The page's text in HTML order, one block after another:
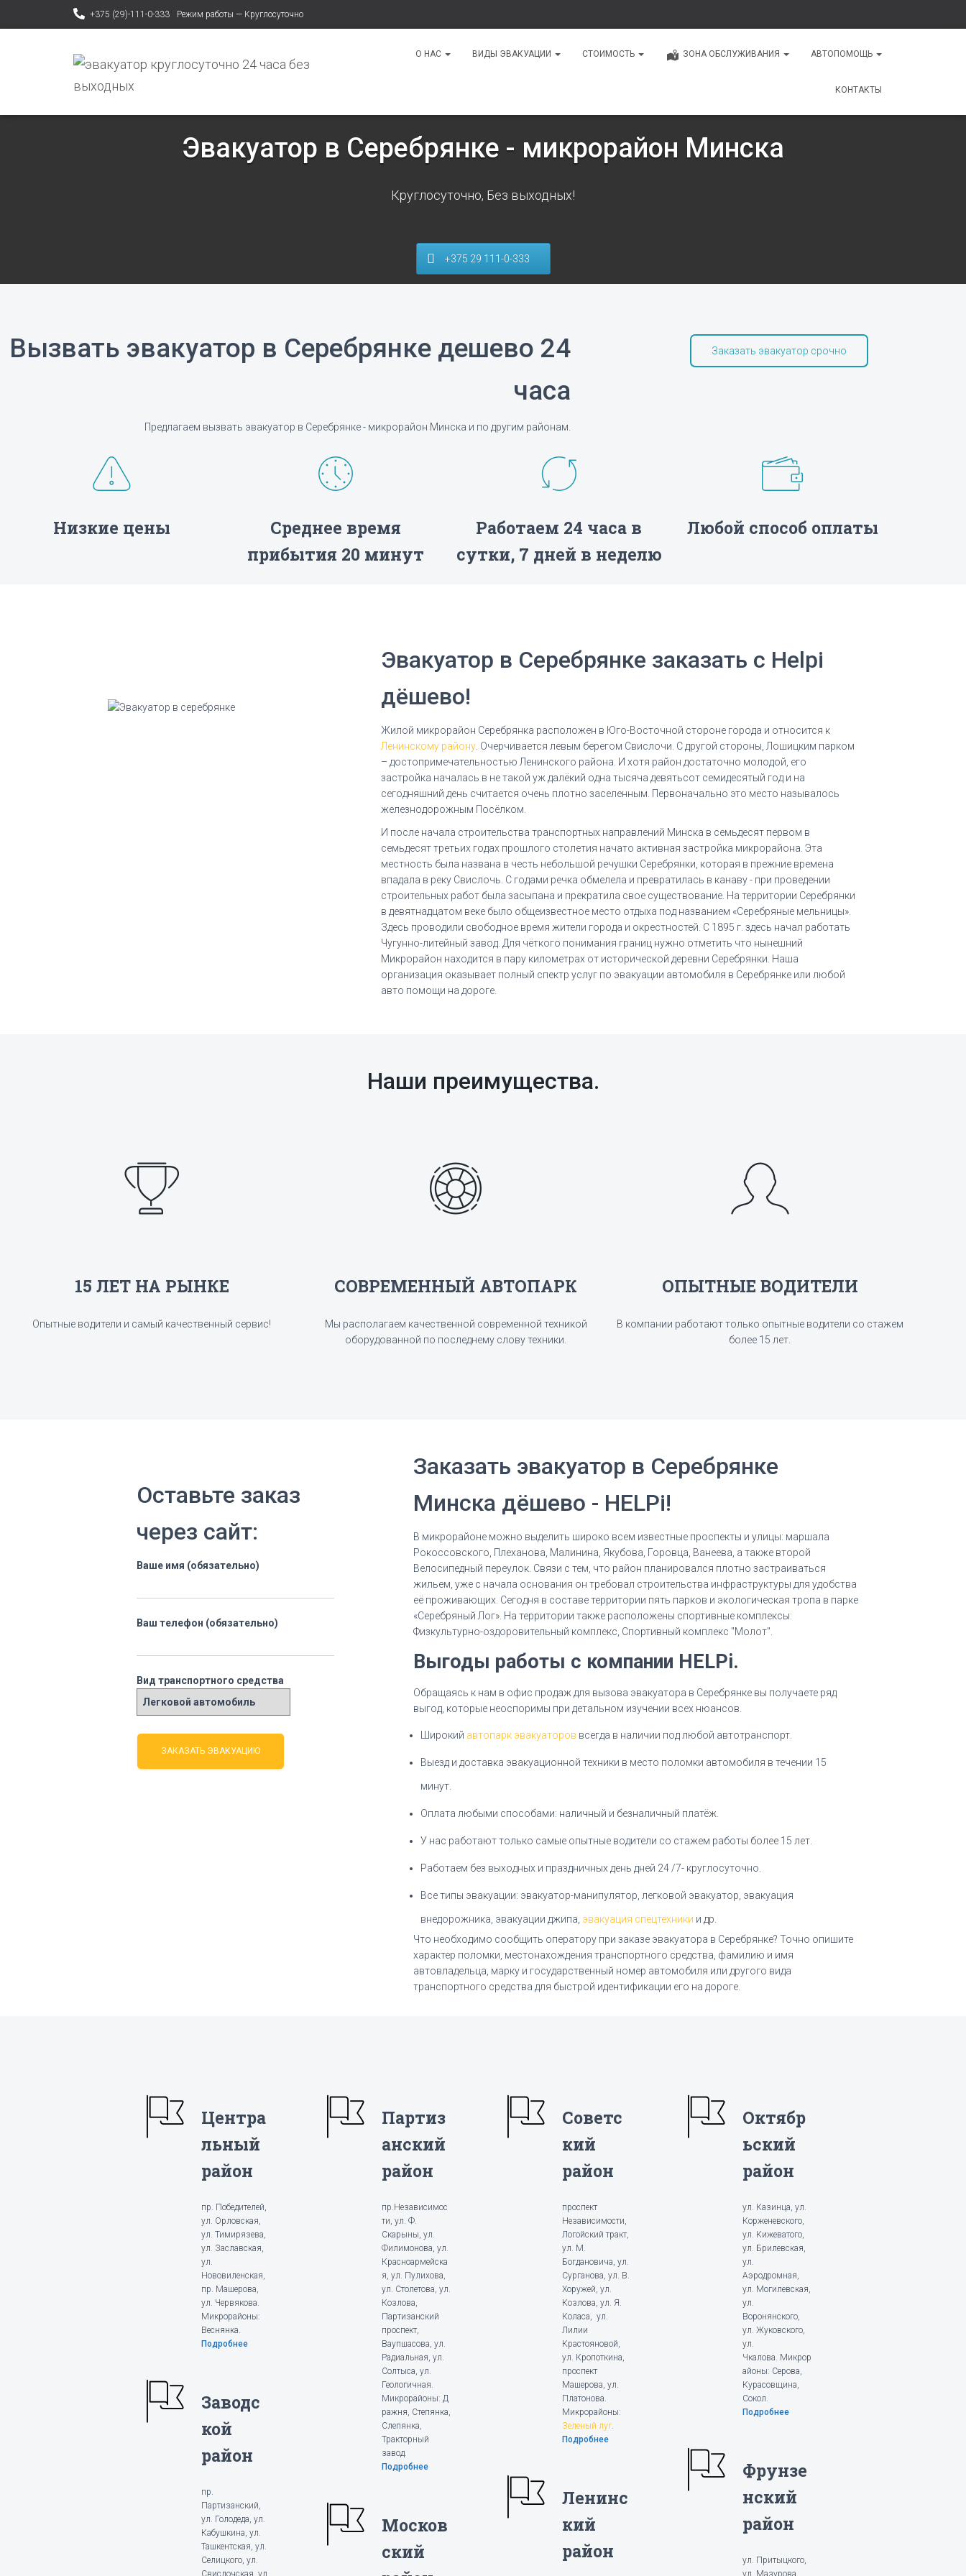
+375 (29)-111-0-333 Режим работы — Круглосуточно
О НАС ВИДЫ ЭВАКУАЦИИ СТОИМОСТЬ ЗОНА ОБСЛУЖИВАНИЯ АВТОПОМОЩЬ
КОНТАКТЫ
Эвакуатор в Серебрянке - микрорайон Минска
Круглосуточно, Без выходных!
+375 29 111-0-333
Вызвать эвакуатор в Серебрянке дешево 24
часа
Предлагаем вызвать эвакуатор в Серебрянке - микрорайон Минска и по другим районам.
Заказать эвакуатор срочно
Низкие цены
Среднее время
прибытия 20 минут
Работаем 24 часа в
сутки, 7 дней в неделю
Любой способ оплаты
Эвакуатор в Серебрянке заказать с Helpi
дёшево!
Жилой микрорайон Серебрянка расположен в Юго-Восточной стороне города и относится к
Ленинскому району . Очерчивается левым берегом Свислочи. С другой стороны, Лошицким парком
– достопримечательностью Ленинского района. И хотя район достаточно молодой, его
застройка началась в не такой уж далёкий одна тысяча девятьсот семидесятый год и на
сегодняшний день считается очень плотно заселенным. Первоначально это место называлось
железнодорожным Посёлком.
И после начала строительства транспортных направлений Минска в семьдесят первом в
семьдесят третьих годах прошлого столетия начато активная застройка микрорайона. Эта
местность была названа в честь небольшой речушки Серебрянки, которая в прежние времена
впадала в реку Свислочь. С годами речка обмелела и превратилась в канаву - при проведении
строительных работ была засыпана и прекратила свое существование. На территории Серебрянки
в девятнадцатом веке было общеизвестное место отдыха под названием «Серебряные мельницы».
Здесь проводили свободное время жители города и окрестностей. С 1895 г. здесь начал работать
Чугунно-литейный завод. Для чёткого понимания границ нужно отметить что нынешний
Микрорайон находится в пару километрах от исторической деревни Серебрянки. Наша
организация оказывает полный спектр услуг по эвакуации автомобиля в Серебрянке или любой
авто помощи на дороге.
Наши преимущества.
15 ЛЕТ НА РЫНКЕ
Опытные водители и самый качественный сервис!
СОВРЕМЕННЫЙ АВТОПАРК
Мы располагаем качественной современной техникой
оборудованной по последнему слову техники.
ОПЫТНЫЕ ВОДИТЕЛИ
В компании работают только опытные водители со стажем
более 15 лет.
Оставьте заказ
через сайт:
Ваше имя (обязательно)
Ваш телефон (обязательно)
Вид транспортного средства
Заказать эвакуатор в Серебрянке
Минска дёшево - HELPi!
В микрорайоне можно выделить широко всем известные проспекты и улицы: маршала
Рокоссовского, Плеханова, Малинина, Якубова, Горовца, Ванеева, а также второй
Велосипедный переулок. Связи с тем, что район планировался плотно застраиваться
жильем, уже с начала основания он требовал строительства инфраструктуры для удобства
её проживающих. Сегодня в составе территории пять парков и экологическая тропа в парке
«Серебряный Лог». На территории также расположены спортивные комплексы:
Физкультурно-оздоровительный комплекс, Спортивный комплекс "Молот".
Выгоды работы с компании HELPi.
Обращаясь к нам в офис продаж для вызова эвакуатора в Серебрянке вы получаете ряд
выгод, которые неоспоримы при детальном изучении всех нюансов.
Широкий автопарк эвакуаторов всегда в наличии под любой автотранспорт.
Выезд и доставка эвакуационной техники в место поломки автомобиля в течении 15
минут.
Оплата любыми способами: наличный и безналичный платёж.
У нас работают только самые опытные водители со стажем работы более 15 лет.
Работаем без выходных и праздничных день дней 24 /7- круглосуточно.
Все типы эвакуации: эвакуатор-манипулятор, легковой эвакуатор, эвакуация
внедорожника, эвакуации джипа, эвакуация спецтехники и др.
Что необходимо сообщить оператору при заказе эвакуатора в Серебрянке? Точно опишите
характер поломки, местонахождения транспортного средства, фамилию и имя
автовладельца, марку и государственный номер автомобиля или другого вида
транспортного средства для быстрой идентификации его на дороге.
Центра
льный
район
пр. Победителей,
ул. Орловская,
ул. Тимирязева,
ул. Заславская,
ул.
Нововиленская,
пр. Машерова,
ул. Червякова.
Микрорайоны:
Веснянка.
Подробнее
Заводс
кой
район
пр.
Партизанский,
ул. Голодеда, ул.
Кабушкина, ул.
Ташкентская, ул.
Селицкого, ул.
Свислочская, ул.
Партиз
анский
район
пр.Независимос
ти, ул. Ф.
Скарыны, ул.
Филимонова, ул.
Красноармейска
я, ул. Пулихова,
ул. Столетова, ул.
Козлова,
Партизанский
проспект,
Ваупшасова, ул.
Радиальная, ул.
Солтыса, ул.
Геологичная.
Микрорайоны: Д
ражня, Степянка,
Слепянка,
Тракторный
завод.
Подробнее
Москов
ский
Советс
кий
район
проспект
Независимости,
Логойский тракт,
ул. М.
Богдановича, ул.
Сурганова, ул. В.
Хоружей, ул.
Козлова, ул. Я.
Коласа, ул.
Лилии
Крастояновой,
ул. Кропоткина,
проспект
Машерова, ул.
Платонова.
Микрорайоны:
Зеленый луг.
Подробнее
Ленинс
кий
район
Октябр
ьский
район
ул. Казинца, ул.
Корженевского,
ул. Кижеватого,
ул. Брилевская,
ул.
Аэродромная,
ул. Могилевская,
ул.
Воронянского,
ул. Жуковского,
ул.
Чкалова. Микрор
айоны: Серова,
Курасовщина,
Сокол.
Подробнее
Фрунзе
нский
район
ул. Притыцкого,
ул. Мазурова,